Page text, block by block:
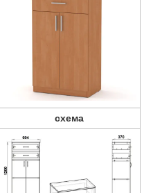
схема